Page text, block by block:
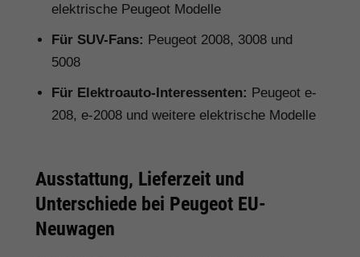
elektrische Peugeot Modelle
Für SUV-Fans: Peugeot 2008, 3008 und
5008
Für Elektroauto-Interessenten: Peugeot e-
208, e-2008 und weitere elektrische Modelle
Ausstattung, Lieferzeit und
Unterschiede bei Peugeot EU-
Neuwagen